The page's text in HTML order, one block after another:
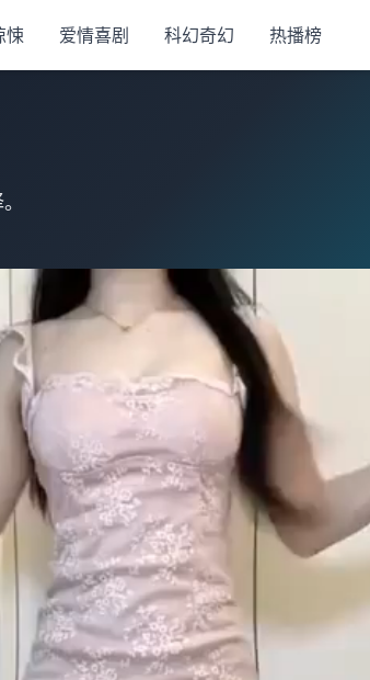
悚 爱情喜剧 科幻奇幻 热播榜